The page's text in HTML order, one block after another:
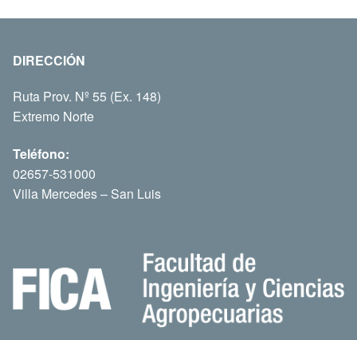
DIRECCIÓN
Ruta Prov. Nº 55 (Ex. 148)
Extremo Norte
Teléfono:
02657-531000
Villa Mercedes – San Luis